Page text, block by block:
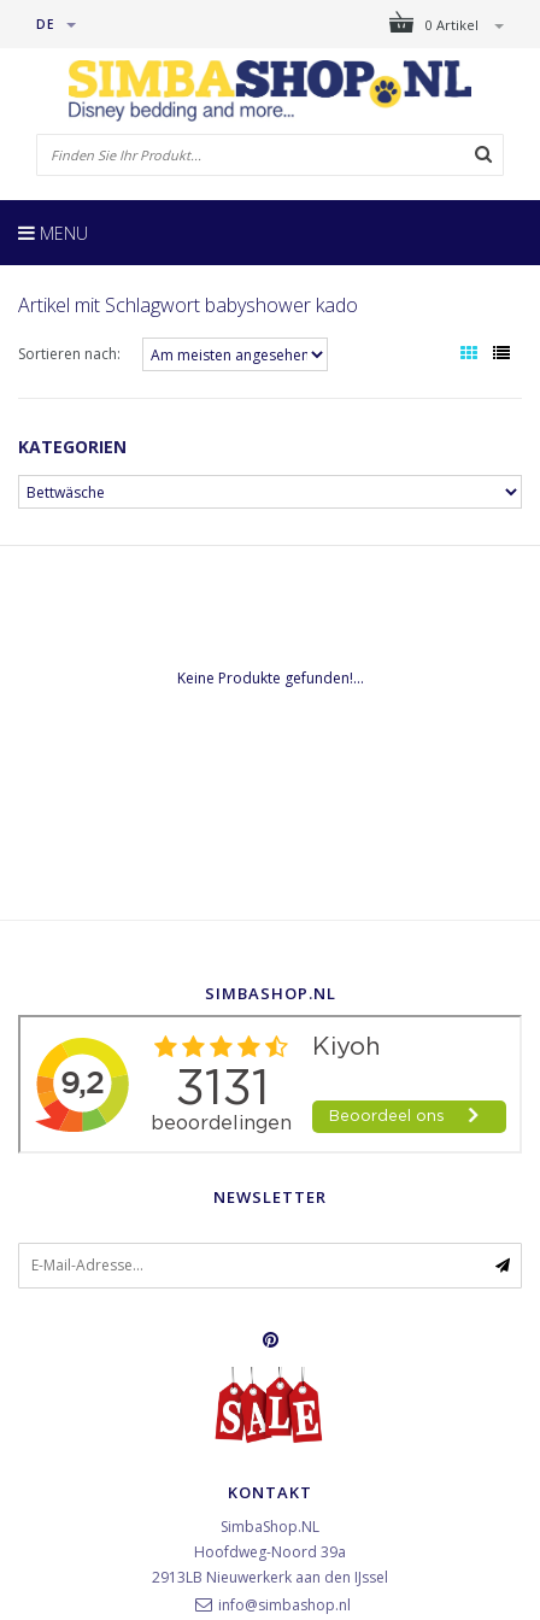
0 Artikel
DE
MENU
Artikel mit Schlagwort babyshower kado
Sortieren nach:
KATEGORIEN
Keine Produkte gefunden!...
SIMBASHOP.NL
NEWSLETTER
KONTAKT
SimbaShop.NL
Hoofdweg-Noord 39a
2913LB Nieuwerkerk aan den IJssel
info@simbashop.nl